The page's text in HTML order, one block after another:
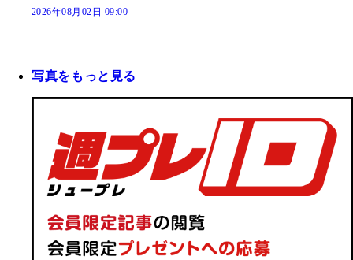
2026年08月02日 09:00
写真をもっと見る